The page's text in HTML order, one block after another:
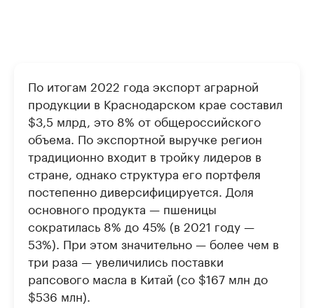
По итогам 2022 года экспорт аграрной
продукции в Краснодарском крае составил
$3,5 млрд, это 8% от общероссийского
объема. По экспортной выручке регион
традиционно входит в тройку лидеров в
стране, однако структура его портфеля
постепенно диверсифицируется. Доля
основного продукта — пшеницы
сократилась 8% до 45% (в 2021 году —
53%). При этом значительно — более чем в
три раза — увеличились поставки
рапсового масла в Китай (со $167 млн до
$536 млн).